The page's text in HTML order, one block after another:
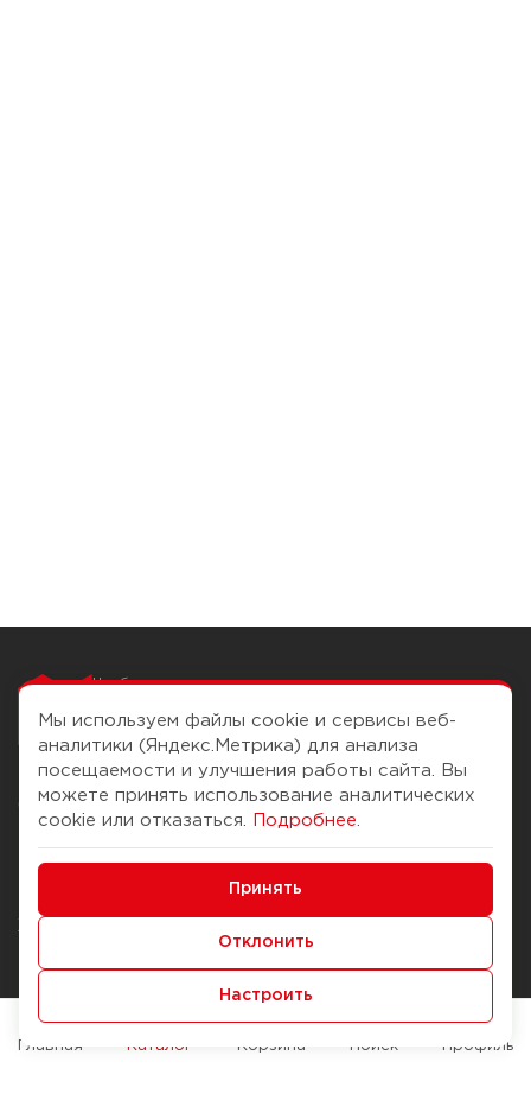
Чтобы вам легко
О компании
История Компании
Журнал
Наши марки
Брендирование
Помощь
Доставка и оплата
Способы оплаты
Служба контроля качества
Мы используем файлы cookie и сервисы веб-
аналитики (Яндекс.Метрика) для анализа
посещаемости и улучшения работы сайта. Вы
можете принять использование аналитических
cookie или отказаться.
Подробнее
Принять
Отклонить
Настроить
Главная Каталог Корзина Поиск Профиль